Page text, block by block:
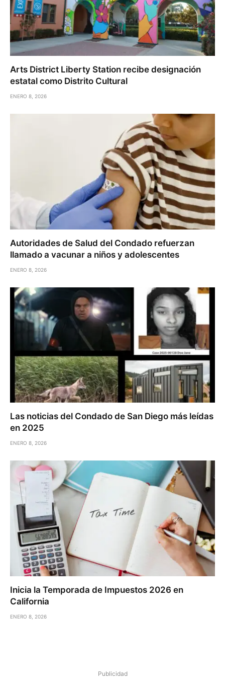
Arts District Liberty Station recibe designación
estatal como Distrito Cultural
ENERO 8, 2026
Autoridades de Salud del Condado refuerzan
llamado a vacunar a niños y adolescentes
ENERO 8, 2026
Las noticias del Condado de San Diego más leídas
en 2025
ENERO 8, 2026
Inicia la Temporada de Impuestos 2026 en
California
ENERO 8, 2026
Publicidad